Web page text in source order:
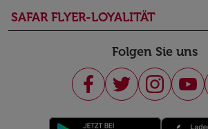
SAFAR FLYER-LOYALITÄT
Folgen Sie uns